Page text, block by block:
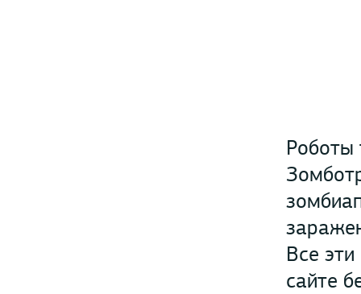
Роботы
Все
сайте